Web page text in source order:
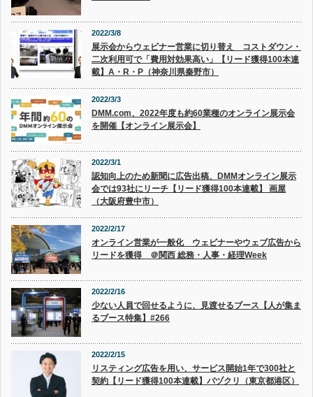
2022/3/8
展示会からウェビナー営業に切り替え コストダウン・
二次利用可で「費用対効果高い」【リード獲得100本連
載】A・R・P（神奈川県秦野市）
2022/3/3
DMM.com、2022年度も約60業種のオンライン展示会
を開催【オンライン展示会】
2022/3/1
認知向上のため新聞に広告出稿、DMMオンライン展示
会では93社にリーチ【リード獲得100本連載】 画屋
（大阪府豊中市）
2022/2/17
オンライン営業が一般化 ウェビナーやウェブ広告から
リードを獲得 ＠関西 総務・人事・経理Week
2022/2/16
少ない人員で回せるように、見渡せるブース【人が集ま
るブース特集】#266
2022/2/15
リスティング広告を用い、サービス開始1年で300社と
契約【リード獲得100本連載】バヅクリ（東京都港区）